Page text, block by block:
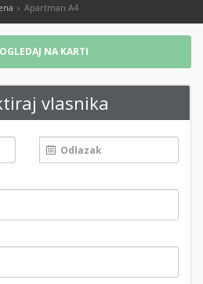
Apartman A4
NA KARTI
vlasnika